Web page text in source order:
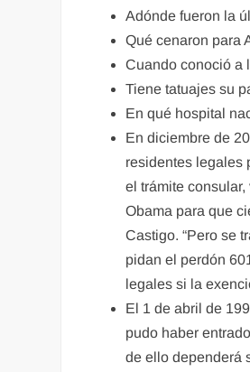
Adónde fueron la
Qué cenaron para
Cuando conoció a
Tiene tatuajes su
En qué hospital
En diciembre de
residentes legales
el trámite
Obama para que
Castigo. “Pero se
pidan el perdón
legales si la
El 1 de abril de
pudo haber
de ello dependerá